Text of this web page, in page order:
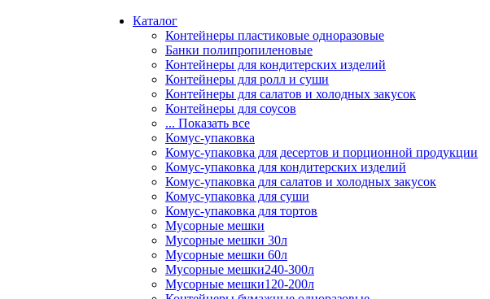
Каталог
Контейнеры пластиковые одноразовые
Банки полипропиленовые
Контейнеры для кондитерских изделий
Контейнеры для ролл и суши
Контейнеры для салатов и холодных закусок
Контейнеры для соусов
... Показать все
Комус-упаковка
Комус-упаковка для десертов и порционной продукции
Комус-упаковка для кондитерских изделий
Комус-упаковка для салатов и холодных закусок
Комус-упаковка для суши
Комус-упаковка для тортов
Мусорные мешки
Мусорные мешки 30л
Мусорные мешки 60л
Мусорные мешки240-300л
Мусорные мешки120-200л